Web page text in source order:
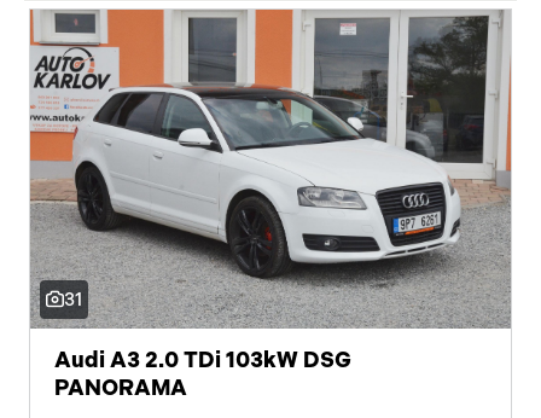
venkovní teploměr
AUX
CD přehrávač
aut. klimatizace
LED denní svícení
senzor světel
startování tlačítkem
el. startér
31
Audi A3 2.0 TDi 103kW DSG
PANORAMA